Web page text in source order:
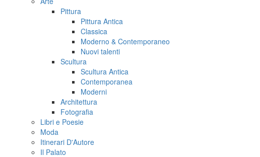
Pittura
Pittura Antica
Classica
Moderno & Contemporaneo
Nuovi talenti
Scultura
Scultura Antica
Contemporanea
Moderni
Architettura
Fotografia
Libri e Poesie
Moda
Itinerari D'Autore
Il Palato